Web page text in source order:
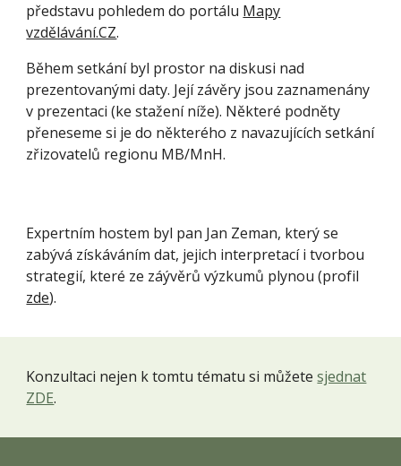
představu pohledem do portálu Mapy
vzdělávání.CZ.
Během setkání byl prostor na diskusi nad
prezentovanými daty. Její závěry jsou zaznamenány
v prezentaci (ke stažení níže). Některé podněty
přeneseme si je do některého z navazujících setkání
zřizovatelů regionu MB/MnH.
Expertním hostem byl pan Jan Zeman, který se
zabývá získáváním dat, jejich interpretací i tvorbou
strategií, které ze záývěrů výzkumů plynou (profil
zde).
Konzultaci nejen k tomtu tématu si můžetesjednat
ZDE.